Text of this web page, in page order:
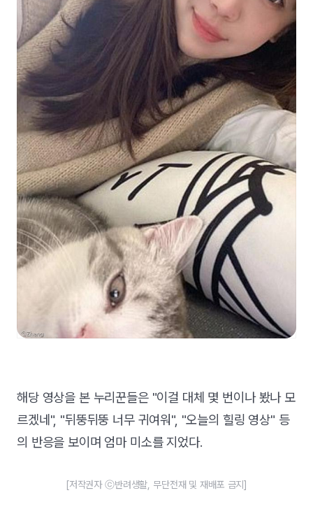
해당 영상을 본 누리꾼들은 "이걸 대체 몇 번이나 봤나 모
르겠네", "뒤뚱뒤뚱 너무 귀여워", "오늘의 힐링 영상" 등
의 반응을 보이며 엄마 미소를 지었다.
[저작권자 ⓒ반려생활, 무단전재 및 재배포 금지]